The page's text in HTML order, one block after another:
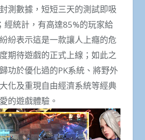
測數據，短短三天的測試即吸
經統計，有高達85%的玩家給
紛表示這是一款讓人上癮的危
期待遊戲的正式上線；如此之
功於優化過的PK系統、將野外
化及重現自由經濟系統等經典
的遊戲體驗。